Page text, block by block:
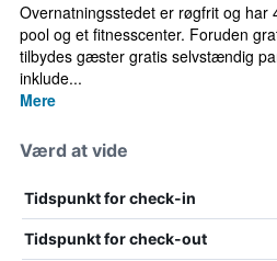
Overnatningsstedet er røgfrit og har
pool og et fitnesscenter. Foruden
tilbydes gæster gratis selvstændig
inklude...
Mere
Værd at vide
Tidspunkt for check-in
Tidspunkt for check-out